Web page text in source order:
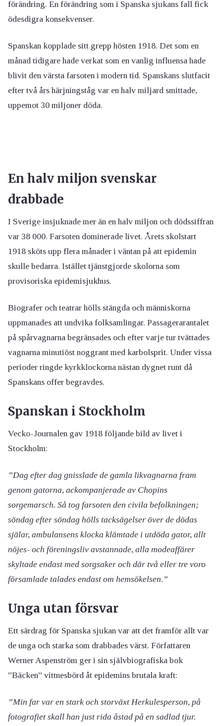
förändring. En förändring som i Spanska sjukans fall fick
ödesdigra konsekvenser.
Spanskan kopplade sitt grepp hösten 1918. Det som en
månad tidigare hade verkat som en vanlig influensa hade
blivit den värsta farsoten i modern tid. Spanskans slutfacit
efter två års härjningståg var en halv miljard smittade,
uppemot 30 miljoner döda.
En halv miljon svenskar
drabbade
I Sverige insjuknade mer än en halv miljon och dödssiffran
var 38 000. Farsoten dominerade livet. Årets skolstart
1918 sköts upp flera månader i väntan på att epidemin
skulle bedarra. Istället tjänstgjorde skolorna som
provisoriska epidemisjukhus.
Biografer och teatrar hölls stängda och människorna
uppmanades att undvika folksamlingar. Passagerarantalet
på spårvagnarna begränsades och efter varje tur tvättades
vagnarna minutiöst noggrant med karbolsprit. Under vissa
perioder ringde kyrkklockorna nästan dygnet runt då
Spanskans offer begravdes.
Spanskan i Stockholm
Vecko-Journalen gav 1918 följande bild av livet i
Stockholm:
”Dag efter dag gnisslade de gamla likvagnarna fram
genom gatorna, ackompanjerade av Chopins
sorgemarsch. Så tog farsoten den civila befolkningen;
söndag efter söndag hölls tacksägelser över de dödas
själar, ambulansens klocka klämtade i utdöda gator, allt
nöjes- och föreningsliv avstannade, alla modeaffärer
skyltade endast med sorgsaker och där två eller tre voro
församlade talades endast om hemsökelsen.”
Unga utan försvar
Ett särdrag för Spanska sjukan var att det framför allt var
de unga och starka som drabbades värst. Författaren
Werner Aspenström ger i sin självbiografiska bok
”Bäcken” vittnesbörd åt epidemins brutala kraft:
”Min far var en stark och storväxt Herkulesperson, på
fotografiet skall han just rida åstad på en sadlad tjur.